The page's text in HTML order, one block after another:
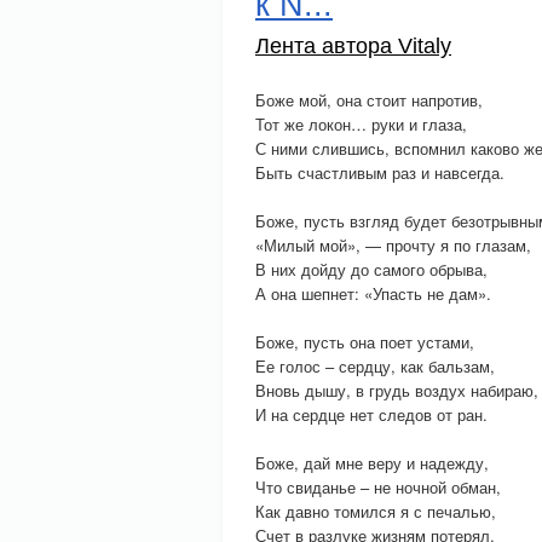
Лента автора Vitaly
Боже мой, она стоит напротив,
Тот же локон… руки и глаза,
С ними слившись, вспомнил каково же
Быть счастливым раз и навсегда.
Боже, пусть взгляд будет
«Милый мой», — прочту я по глазам,
В них дойду до самого обрыва,
А она шепнет: «Упасть не дам».
Боже, пусть она поет устами,
Ее голос – сердцу, как бальзам,
Вновь дышу, в грудь воздух набираю,
И на сердце нет следов от ран.
Боже, дай мне веру и надежду,
Что свиданье – не ночной обман,
Как давно томился я с печалью,
Счет в разлуке жизням потерял.